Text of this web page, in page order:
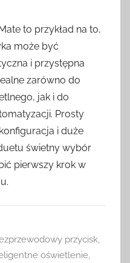
to przykład na to,
może być
i przystępna
zarówno do
jak i do
Prosty
i duże
świetny wybór
pierwszy krok w
przycisk,
oświetlenie,